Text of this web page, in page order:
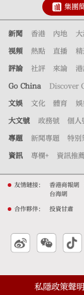
集團
新聞 香港 內地
視頻 熱點 直播 精
評論 社評 來論 港
Go China Discover
文娛 文化 體育 娛
大文號 政務號 個人
專題 新聞專題 特別
資訊 專欄+ 資訊推
友情鏈接： 香港商報網
台海網
合作夥伴： 投資甘肅
私隱政策聲明